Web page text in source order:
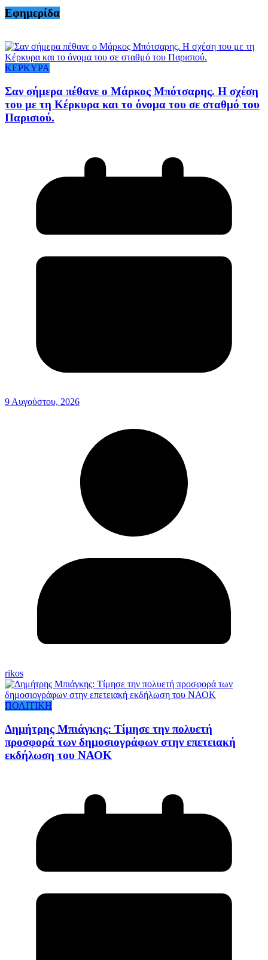
Εφημερίδα
ΚΕΡΚΥΡΑ
Σαν σήμερα πέθανε ο Μάρκος Μπότσαρης. Η σχέση
του με τη Κέρκυρα και το όνομα του σε σταθμό του
Παρισιού.
9 Αυγούστου, 2026
rikos
ΠΟΛΙΤΙΚΗ
Δημήτρης Μπιάγκης: Τίμησε την πολυετή
προσφορά των δημοσιογράφων στην επετειακή
εκδήλωση του ΝΑΟΚ